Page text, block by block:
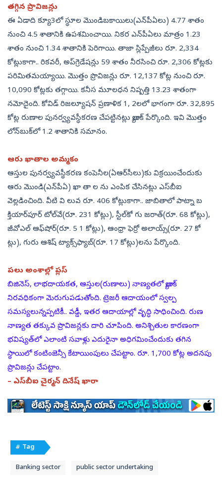
తగ్గిన ప్రొవిజన్లు
ఈ ఏడాది క్యూ3లో స్థూల మొండిబకాయిలు(ఎన్‌పీఏలు) 4.77 శాతం
నుంచి 4.5 శాతానికి ఉపశమించాయి. నికర ఎన్‌పీఏలు మాత్రం 1.23
శాతం నుంచి 1.34 శాతానికి పెరిగాయి. తాజా స్లిప్పేజీలు రూ. 2,334
కోట్లుకాగా.. రికవరీ, అప్‌గ్రెడేషన్లు 59 శాతం నీరసించి రూ. 2,306 కోట్లకు
పరిమితమయ్యాయి. మొత్తం ప్రొవిజన్లు రూ. 12,137 కోట్ల నుంచి రూ.
10,090 కోట్లకు తగ్గాయి. కనీస మూలధన నిష్పత్తి 13.23 శాతంగా
నమోదైంది. కోవిడ్‌ రిజల్యూషన్‌ ప్రణాళిక 1, 2లలో భాగంగా రూ. 32,895
కోట్ల రుణాల పునర్వ్యవస్థీకరణ చేపట్టినట్లు బ్యాంక్‌ పేర్కొంది. ఇవి మొత్తం
లోన్‌బుక్‌లో 1.2 శాతానికి సమానం.
ఆరు ఖాతాల అమ్మకం
ఆస్తుల పునర్వ్యవస్థీకరణ కంపెనీల(ఏఆర్‌సీలు)కు విక్రయించేందుకు
ఆరు మొండి(ఎన్‌పీఏ) ఖా తా ల ను ఎంపిక చేసినట్లు ఎస్‌బీఐ
వెల్లడించింది. వీటి వి లువ రూ. 406 కోట్లుకాగా.. జాబితాలో పాట్నా బ
క్తియార్‌పూర్‌ టోల్‌వే(రూ. 231 కోట్లు), స్టీల్‌కో గు జరాత్‌(రూ. 68 కోట్లు),
జీవోఎల్‌ ఆఫ్‌షోర్‌(రూ. 5 1 కోట్లు), ఆంధ్రా ఫెర్రో అలాయ్స్‌(రూ. 27 కో
ట్లు), గురు ఆశిష్‌ ట్యాక్స్‌ఫ్యాబ్‌(రూ. 17 కోట్లు)లను పేర్కొంది.
పలు అంశాల్లో ప్లస్‌
బిజినెస్, లాభదాయకత, ఆస్తుల(రుణాలు) నాణ్యతలో బ్యాంక్‌
నిరవధికంగా మెరుగుపడుతోంది. ట్రెజరీ ఆదాయంలో స్వల్ప
సమస్యలున్నప్పటికీ.. వడ్డీ, ఇతర ఆదాయాల్లో వృద్ధి సాధించింది. రుణ
నాణ్యత తక్కువ ప్రొవిజన్లకు దారి చూపింది. అనిశ్చితుల కారణంగా
భవిష్యత్‌లో ఎలాంటి సవాళ్లు ఎదురైనా అధిగమించేందుకు తగిన
స్థాయిలో కంటింజెన్సీ కేటాయింపులు చేపట్టాం. రూ. 1,700 కోట్ల అదనపు
ప్రొవిజన్లు చేపట్టాం.
– ఎస్‌బీఐ చైర్మన్‌ దినేష్‌ ఖారా
# Tag
Banking sector public sector undertaking